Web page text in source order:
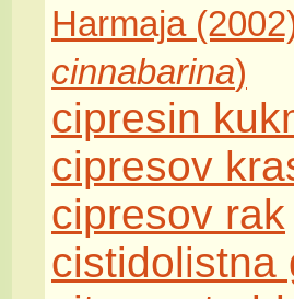
Harmaja
cinnabarina)
cipresin
cipresov
cipresov rak
cistidolistna